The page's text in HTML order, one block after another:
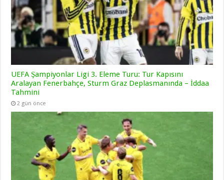
UEFA Şampiyonlar Ligi 3. Eleme Turu: Tur Kapısını
Aralayan Fenerbahçe, Sturm Graz Deplasmanında – İddaa
Tahmini
2 gün önce